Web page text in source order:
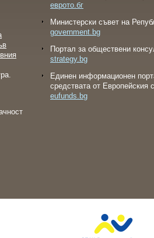
еврото.бг
Министерски съвет на
government.bg
Портал за обществени
strategy.bg
Eдинен информационен
средствата от Европейския
eufunds.bg